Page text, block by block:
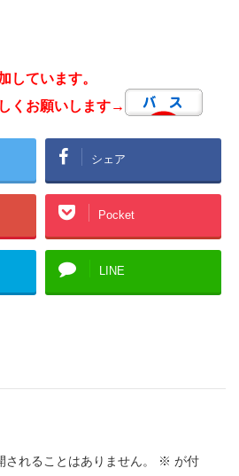
しています。
くお願いします→
シェア
Pocket
LINE
れることはありません。 ※ が付